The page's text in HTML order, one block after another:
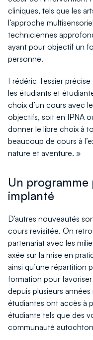
cliniques, tels que les
l’approche
techniciennes
ayant pour objectif un
personne.
Frédéric Tessier
les étudiants et
choix d’un cours avec
objectifs, soit en IPNA
donner le libre choix à
beaucoup de cours à
nature et aventure. »
Un
implanté
D’autres nouveautés
cours revisitée. On
partenariat avec les
axée sur la mise en
ainsi qu’une répartition
formation pour
depuis plusieurs
étudiantes ont accès à
étudiante tels que des
communauté